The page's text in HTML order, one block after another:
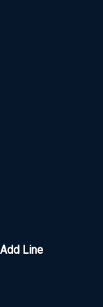
Line